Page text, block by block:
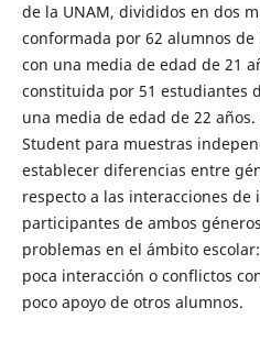
de la UNAM, divididos en dos
conformada por 62 alumnos
con una media de edad de 21
constituida por 51 estudiantes
una media de edad de 22
Student para muestras
establecer diferencias entre
respecto a las interacciones de
participantes de ambos
problemas en el ámbito
poca interacción o conflictos
poco apoyo de otros alumnos.